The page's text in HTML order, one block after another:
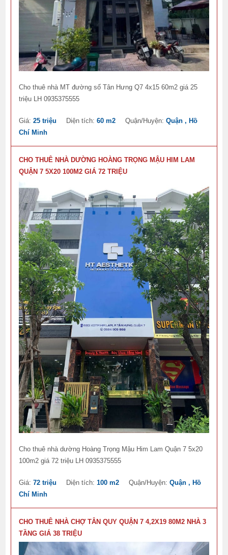
Cho thuê nhà MT đường số Tân Hưng Q7 4x15 60m2 giá 25
triệu LH 0935375555
Giá:25 triệu Diện tích:60 m2 Quận/Huyện:Quận , Hồ
Chí Minh
CHO THUÊ NHÀ DƯỜNG HOÀNG TRỌNG MẬU HIM LAM
QUẬN 7 5X20 100M2 GIÁ 72 TRIỆU
Cho thuê nhà dường Hoàng Trọng Mậu Him Lam Quận 7 5x20
100m2 giá 72 triệu LH 0935375555
Giá:72 triệu Diện tích:100 m2 Quận/Huyện:Quận , Hồ
Chí Minh
CHO THUÊ NHÀ CHỢ TÂN QUY QUẬN 7 4,2X19 80M2 NHÀ 3
TẦNG GIÁ 38 TRIỆU